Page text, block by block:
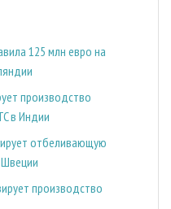
125 млн евро на
производство
в Индии
отбеливающую
производство